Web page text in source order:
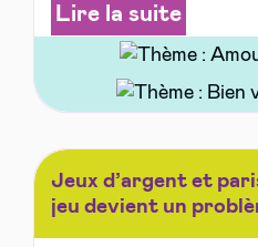
Lire la suite
Jeux d’argent et
jeu devient un